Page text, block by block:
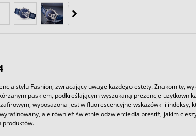
stylu Fashion, zwracający uwagę każdego estety. Znakomity,
paskiem, podkreślającym wyszukaną prezencję
wyposażona jest w fluorescencyjne wskazówki i indeksy,
ale również świetnie odzwierciedla prestiż, jakim
produktów.